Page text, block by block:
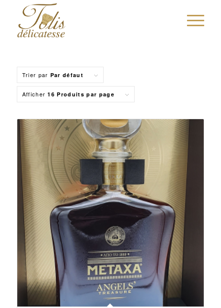
Trier par Par défaut
Afficher16 Produits par page